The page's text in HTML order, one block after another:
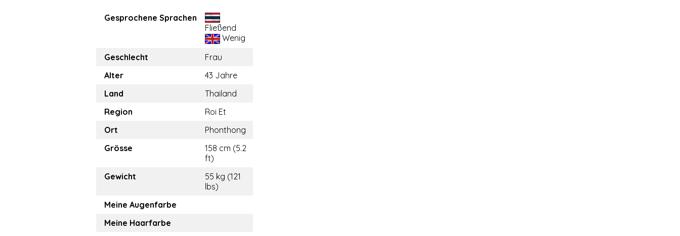
Gesprochene Sprachen
Fließend
Wenig
Geschlecht
Frau
Alter
43 Jahre
Land
Thailand
Region
Roi Et
Ort
Phonthong
Grösse
158 cm (5.2
ft)
Gewicht
55 kg (121
lbs)
Meine Augenfarbe
Meine Haarfarbe